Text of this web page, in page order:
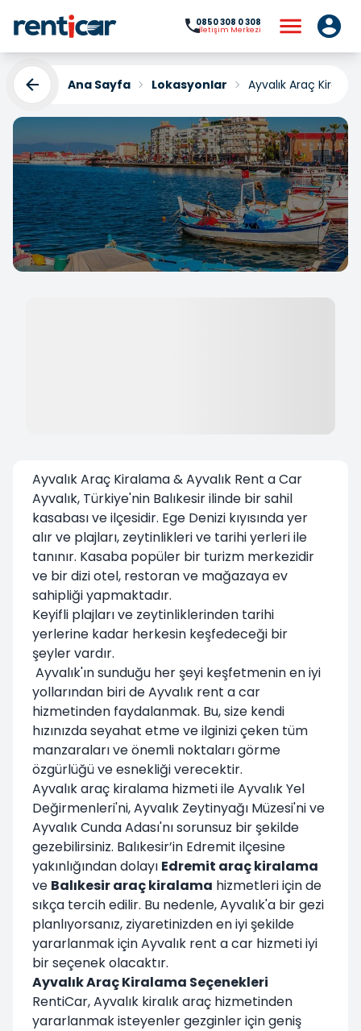
0850 308 0 308
İletişim Merkezi
Ana Sayfa Lokasyonlar Ayvalık Araç
Ayvalık Araç Kiralama
Ayvalık Araç Kiralama & Ayvalık Rent a Car
Ayvalık, Türkiye'nin Balıkesir ilinde bir sahil
kasabası ve ilçesidir. Ege Denizi kıyısında yer
alır ve plajları, zeytinlikleri ve tarihi yerleri ile
tanınır. Kasaba popüler bir turizm merkezidir
ve bir dizi otel, restoran ve mağazaya ev
sahipliği yapmaktadır.
Keyifli plajları ve zeytinliklerinden tarihi
yerlerine kadar herkesin keşfedeceği bir
şeyler vardır.
Ayvalık'ın sunduğu her şeyi keşfetmenin en iyi
yollarından biri de Ayvalık rent a car
hizmetinden faydalanmak. Bu, size kendi
hızınızda seyahat etme ve ilginizi çeken tüm
manzaraları ve önemli noktaları görme
özgürlüğü ve esnekliği verecektir.
Ayvalık araç kiralama hizmeti ile Ayvalık Yel
Değirmenleri'ni, Ayvalık Zeytinyağı Müzesi'ni ve
Ayvalık Cunda Adası'nı sorunsuz bir şekilde
gezebilirsiniz. Balıkesir’in Edremit ilçesine
yakınlığından dolayı Edremit araç kiralama
ve Balıkesir araç kiralama hizmetleri için de
sıkça tercih edilir. Bu nedenle, Ayvalık'a bir gezi
planlıyorsanız, ziyaretinizden en iyi şekilde
yararlanmak için Ayvalık rent a car hizmeti iyi
bir seçenek olacaktır.
Ayvalık Araç Kiralama Seçenekleri
RentiCar, Ayvalık kiralık araç hizmetinden
yararlanmak isteyenler gezginler için geniş